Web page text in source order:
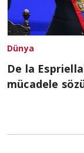
Dünya
De la
mücadele